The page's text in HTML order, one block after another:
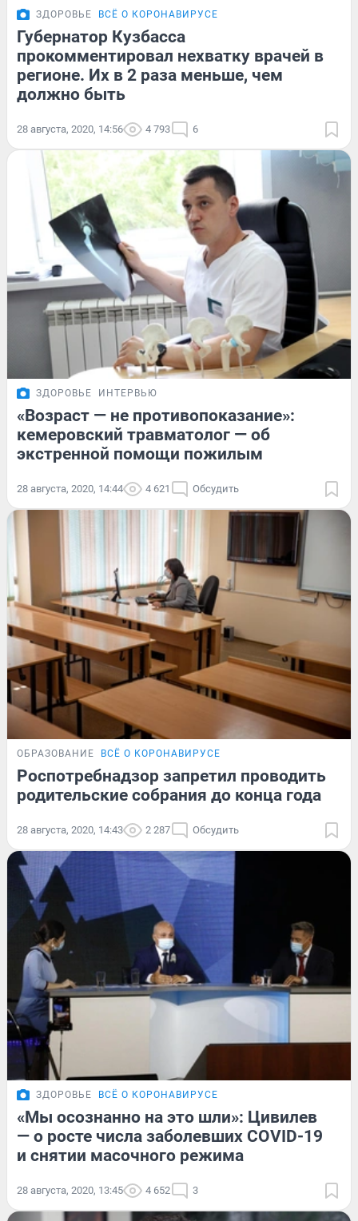
ЗДОРОВЬЕ ВСЁ О КОРОНАВИРУСЕ
Губернатор Кузбасса
прокомментировал нехватку врачей в
регионе. Их в 2 раза меньше, чем
должно быть
28 августа, 2020, 14:56 4 793 6
ЗДОРОВЬЕ ИНТЕРВЬЮ
«Возраст — не противопоказание»:
кемеровский травматолог — об
экстренной помощи пожилым
28 августа, 2020, 14:44 4 621 Обсудить
ОБРАЗОВАНИЕ ВСЁ О КОРОНАВИРУСЕ
Роспотребнадзор запретил проводить
родительские собрания до конца года
28 августа, 2020, 14:43 2 287 Обсудить
ЗДОРОВЬЕ ВСЁ О КОРОНАВИРУСЕ
«Мы осознанно на это шли»: Цивилев
— о росте числа заболевших COVID-19
и снятии масочного режима
28 августа, 2020, 13:45 4 652 3